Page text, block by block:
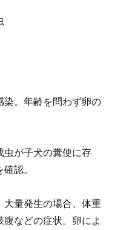
染。年齢を問わず卵の
虫が子犬の糞便に存
認。
大量発生の場合、体重
などの症状。卵によ